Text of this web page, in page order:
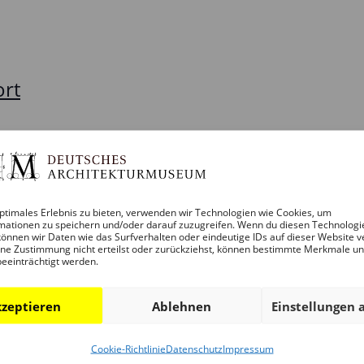
Erlebnis zu bieten, verwenden wir Technologien wie Cookies, um
zu speichern und/oder darauf zuzugreifen. Wenn du diesen
wir Daten wie das Surfverhalten oder eindeutige IDs auf dieser Website
Zustimmung nicht erteilst oder zurückziehst, können bestimmte Merkmale
werden.
Ablehnen Einstellungen
Cookie-RichtlinieDatenschutzImpressum
Kalender abonnieren